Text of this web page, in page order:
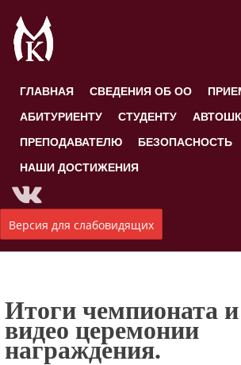
ГЛАВНАЯ СВЕДЕНИЯ ОБ ОО
АБИТУРИЕНТУ
СТУДЕНТУ
ПРЕПОДАВАТЕЛЮ
БЕЗОПАСНОСТЬ
НАШИ ДОСТИЖЕНИЯ
Версия для слабовидящих
Итоги чемпионата
видео церемонии
награждения.